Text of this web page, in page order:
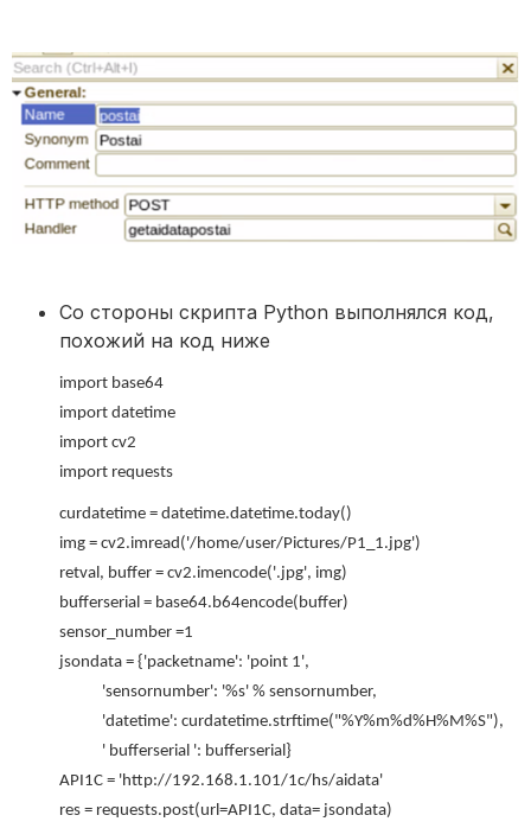
Со стороны скрипта Python выполнялся код,
похожий на код ниже
import base64
import datetime
import cv2
import requests
curdatetime = datetime.datetime.today()
img = cv2.imread('/home/user/Pictures/P1_1.jpg')
retval, buffer = cv2.imencode('.jpg', img)
bufferserial = base64.b64encode(buffer)
sensor_number =1
jsondata = {'packetname': 'point 1',
'sensornumber': '%s' % sensornumber,
'datetime': curdatetime.strftime("%Y%m%d%H%M%S"),
' bufferserial ': bufferserial}
API1C = 'http://192.168.1.101/1c/hs/aidata'
res = requests.post(url=API1C, data= jsondata)